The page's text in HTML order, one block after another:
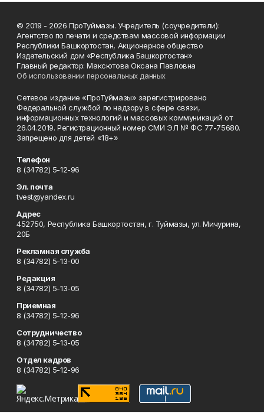
© 2019 - 2026 ПроТуймазы. Учредитель (соучредители):
Агентство по печати и средствам массовой информации
Республики Башкортостан, Акционерное общество
Издательский дом «Республика Башкортостан»
Главный редактор: Максютова Оксана Павловна
Об использовании персональных данных
Сетевое издание «ПроТуймазы» зарегистрировано
Федеральной службой по надзору в сфере связи,
информационных технологий и массовых коммуникаций от
26.04.2019. Регистрационный номер СМИ ЭЛ № ФС 77-75680.
Запрещено для детей «18+»
Телефон
8 (34782) 5-12-96
Эл. почта
tvest@yandex.ru
Адрес
452750, Республика Башкортостан, г. Туймазы, ул. Мичурина,
20Б
Рекламная служба
8 (34782) 5-13-00
Редакция
8 (34782) 5-13-05
Приемная
8 (34782) 5-12-96
Сотрудничество
8 (34782) 5-13-05
Отдел кадров
8 (34782) 5-12-96